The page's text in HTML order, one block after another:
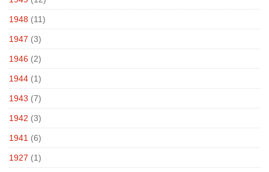
1948 (11)
1947 (3)
1946 (2)
1944 (1)
1943 (7)
1942 (3)
1941 (6)
1927 (1)